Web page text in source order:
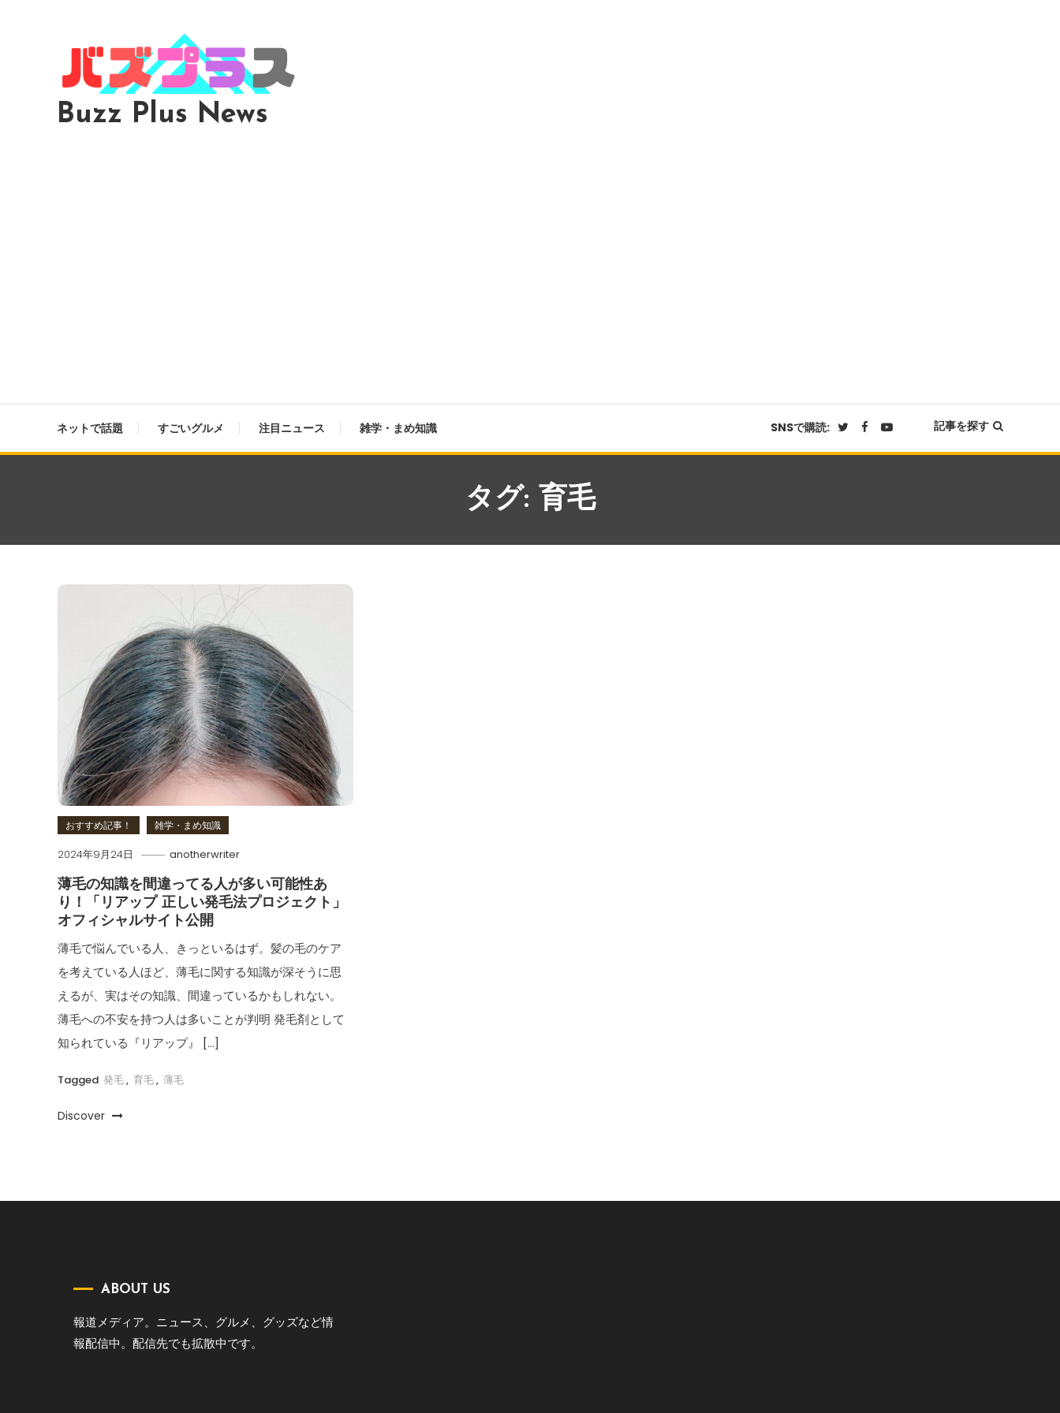
Buzz Plus News
ネットで話題 すごいグルメ 注目ニュース 雑学・まめ知識 SNSで購読: 記事を探す
タグ: 育毛
おすすめ記事！ 雑学・まめ知識
2024年9月24日 anotherwriter
薄毛の知識を間違ってる人が多い可能性あ
り！「リアップ 正しい発毛法プロジェクト」
オフィシャルサイト公開
薄毛で悩んでいる人、きっといるはず。髪の毛のケア
を考えている人ほど、薄毛に関する知識が深そうに思
えるが、実はその知識、間違っているかもしれない。
薄毛への不安を持つ人は多いことが判明 発毛剤として
知られている『リアップ』 […]
Tagged 発毛, 育毛, 薄毛
Discover
ABOUT US
報道メディア。ニュース、グルメ、グッズなど情
報配信中。配信先でも拡散中です。